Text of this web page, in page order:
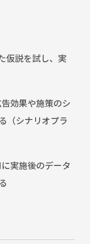
仮説を試し、実
告効果や施策のシ
（シナリオプラ
に実施後のデータ